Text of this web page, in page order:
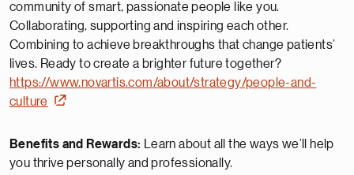
community of smart, passionate people like you.
Collaborating, supporting and inspiring each other.
Combining to achieve breakthroughs that change patients’
lives. Ready to create a brighter future together?
https://www.novartis.com/about/strategy/people-and-
culture
Benefits and Rewards: Learn about all the ways we’ll help
you thrive personally and professionally.